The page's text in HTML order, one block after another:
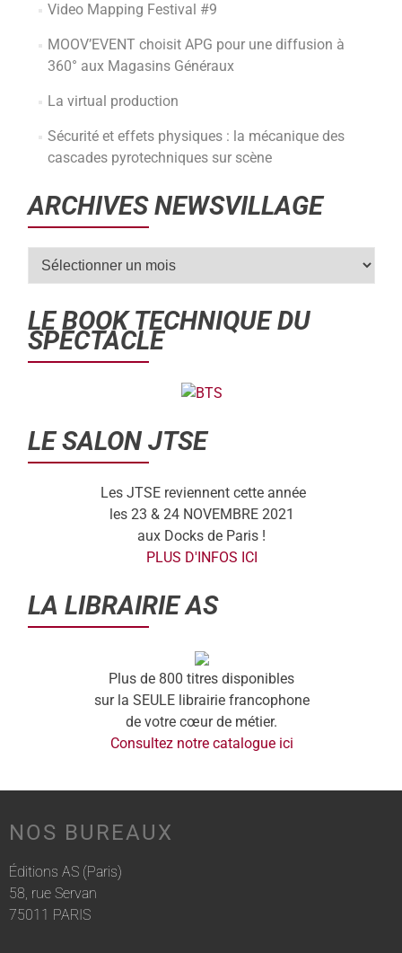
Video Mapping Festival #9
MOOV’EVENT choisit APG pour une diffusion à
360° aux Magasins Généraux
La virtual production
Sécurité et effets physiques : la mécanique des
cascades pyrotechniques sur scène
ARCHIVES NEWSVILLAGE
LE BOOK TECHNIQUE DU
SPECTACLE
LE SALON JTSE
Les JTSE reviennent cette année
les 23 & 24 NOVEMBRE 2021
aux Docks de Paris !
PLUS D'INFOS ICI
LA LIBRAIRIE AS
Plus de 800 titres disponibles
sur la SEULE librairie francophone
de votre cœur de métier.
Consultez notre catalogue ici
NOS BUREAUX
Éditions AS (Paris)
58, rue Servan
75011 PARIS